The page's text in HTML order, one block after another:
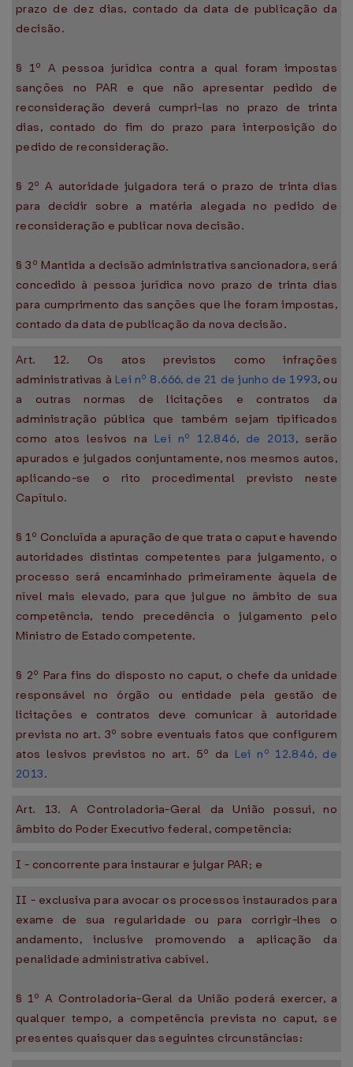
prazo de dez dias, contado da data de publicação da
decisão.
§ 1º A pessoa jurídica contra a qual foram impostas
sanções no PAR e que não apresentar pedido de
reconsideração deverá cumpri-las no prazo de trinta
dias, contado do fim do prazo para interposição do
pedido de reconsideração.
§ 2º A autoridade julgadora terá o prazo de trinta dias
para decidir sobre a matéria alegada no pedido de
reconsideração e publicar nova decisão.
§ 3º Mantida a decisão administrativa sancionadora, será
concedido à pessoa jurídica novo prazo de trinta dias
para cumprimento das sanções que lhe foram impostas,
contado da data de publicação da nova decisão.
Art. 12. Os atos previstos como infrações
administrativas à Lei nº 8.666, de 21 de junho de 1993, ou
a outras normas de licitações e contratos da
administração pública que também sejam tipificados
como atos lesivos na Lei nº 12.846, de 2013, serão
apurados e julgados conjuntamente, nos mesmos autos,
aplicando-se o rito procedimental previsto neste
Capítulo.
§ 1º Concluída a apuração de que trata o caput e havendo
autoridades distintas competentes para julgamento, o
processo será encaminhado primeiramente àquela de
nível mais elevado, para que julgue no âmbito de sua
competência, tendo precedência o julgamento pelo
Ministro de Estado competente.
§ 2º Para fins do disposto no caput, o chefe da unidade
responsável no órgão ou entidade pela gestão de
licitações e contratos deve comunicar à autoridade
prevista no art. 3º sobre eventuais fatos que configurem
atos lesivos previstos no art. 5º da Lei nº 12.846, de
2013.
Art. 13. A Controladoria-Geral da União possui, no
âmbito do Poder Executivo federal, competência:
I - concorrente para instaurar e julgar PAR; e
II - exclusiva para avocar os processos instaurados para
exame de sua regularidade ou para corrigir-lhes o
andamento, inclusive promovendo a aplicação da
penalidade administrativa cabível.
§ 1º A Controladoria-Geral da União poderá exercer, a
qualquer tempo, a competência prevista no caput, se
presentes quaisquer das seguintes circunstâncias: